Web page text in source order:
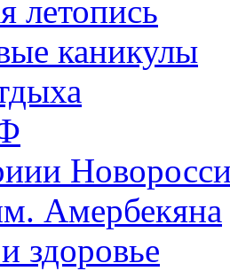
летопись
каникулы
Амербекяна
здоровье